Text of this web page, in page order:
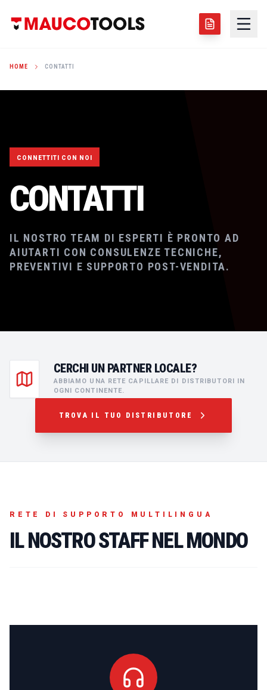
HOME CONTATTI
CONNETTITI CON NOI
CONTATTI
IL NOSTRO TEAM DI ESPERTI È PRONTO AD
AIUTARTI CON CONSULENZE TECNICHE,
PREVENTIVI E SUPPORTO POST-VENDITA.
CERCHI UN PARTNER LOCALE?
ABBIAMO UNA RETE CAPILLARE DI DISTRIBUTORI IN
OGNI CONTINENTE.
TROVA IL TUO DISTRIBUTORE
RETE DI SUPPORTO MULTILINGUA
IL NOSTRO STAFF NEL MONDO